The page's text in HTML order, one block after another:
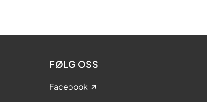
FØLG OSS
Facebook